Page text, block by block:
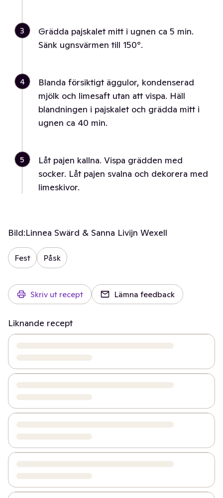
3
Grädda pajskalet mitt i ugnen ca 5 min.
Sänk ugnsvärmen till 150°.
4
Blanda försiktigt äggulor, kondenserad
mjölk och limesaft utan att vispa. Häll
blandningen i pajskalet och grädda mitt i
ugnen ca 40 min.
5
Låt pajen kallna. Vispa grädden med
socker. Låt pajen svalna och dekorera med
limeskivor.
Bild:Linnea Swärd & Sanna Livijn Wexell
Fest Påsk
Skriv ut recept Lämna feedback
Liknande recept